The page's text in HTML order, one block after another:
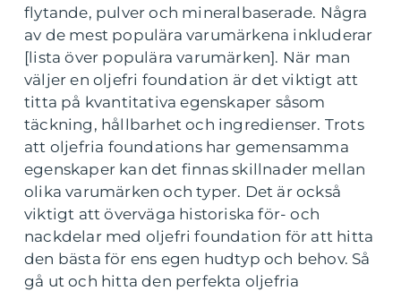
flytande, pulver och mineralbaserade. Några
av de mest populära varumärkena inkluderar
[lista över populära varumärken]. När man
väljer en oljefri foundation är det viktigt att
titta på kvantitativa egenskaper såsom
täckning, hållbarhet och ingredienser. Trots
att oljefria foundations har gemensamma
egenskaper kan det finnas skillnader mellan
olika varumärken och typer. Det är också
viktigt att överväga historiska för- och
nackdelar med oljefri foundation för att hitta
den bästa för ens egen hudtyp och behov. Så
gå ut och hitta den perfekta oljefria